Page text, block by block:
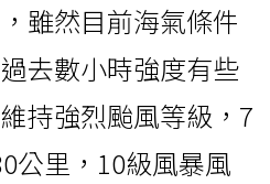
雖然目前海氣條件
去數小時強度有些
持強烈颱風等級，7
公里，10級風暴風